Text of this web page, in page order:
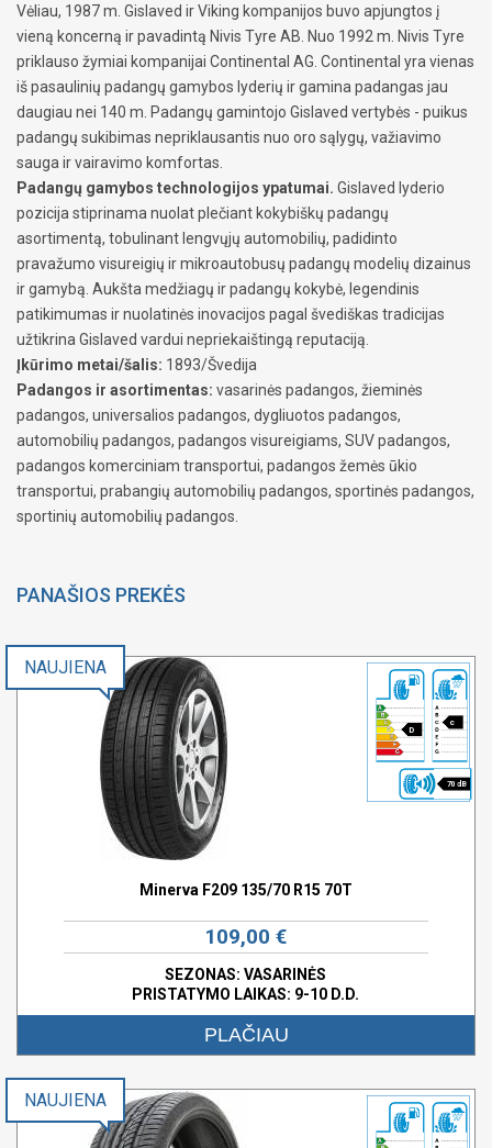
Vėliau, 1987 m. Gislaved ir Viking kompanijos buvo apjungtos į
vieną koncerną ir pavadintą Nivis Tyre AB. Nuo 1992 m. Nivis Tyre
priklauso žymiai kompanijai Continental AG. Continental yra vienas
iš pasaulinių padangų gamybos lyderių ir gamina padangas jau
daugiau nei 140 m. Padangų gamintojo Gislaved vertybės - puikus
padangų sukibimas nepriklausantis nuo oro sąlygų, važiavimo
sauga ir vairavimo komfortas.
Padangų gamybos technologijos ypatumai. Gislaved lyderio
pozicija stiprinama nuolat plečiant kokybiškų padangų
asortimentą, tobulinant lengvųjų automobilių, padidinto
pravažumo visureigių ir mikroautobusų padangų modelių dizainus
ir gamybą. Aukšta medžiagų ir padangų kokybė, legendinis
patikimumas ir nuolatinės inovacijos pagal švediškas tradicijas
užtikrina Gislaved vardui nepriekaištingą reputaciją.
Įkūrimo metai/šalis: 1893/Švedija
Padangos ir asortimentas: vasarinės padangos, žieminės
padangos, universalios padangos, dygliuotos padangos,
automobilių padangos, padangos visureigiams, SUV padangos,
padangos komerciniam transportui, padangos žemės ūkio
transportui, prabangių automobilių padangos, sportinės padangos,
sportinių automobilių padangos.
PANAŠIOS PREKĖS
D
c
70 dB
NAUJIENA
Minerva F209 135/70 R15 70T
109,00 €
SEZONAS: VASARINĖS
PRISTATYMO LAIKAS: 9-10 D.D.
PLAČIAU
NAUJIENA